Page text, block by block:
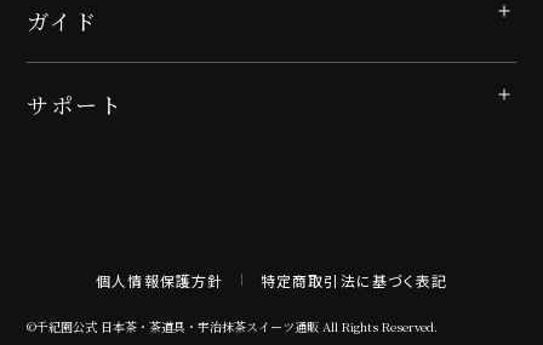
ガイド
サポート
個人情報保護方針 特定商取引法に基づく表記
©千紀園公式 日本茶・茶道具・宇治抹茶スイーツ通販 All Rights Reserved.